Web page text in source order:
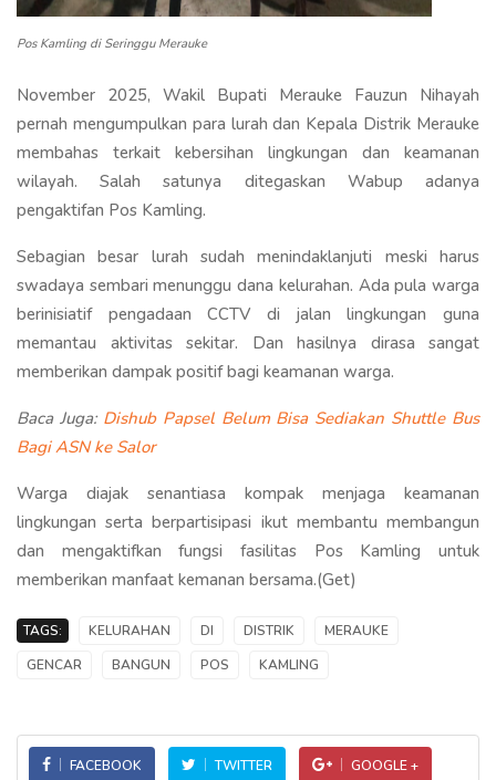
Pos Kamling di Seringgu Merauke
November 2025, Wakil Bupati Merauke Fauzun Nihayah
pernah mengumpulkan para lurah dan Kepala Distrik Merauke
membahas terkait kebersihan lingkungan dan keamanan
wilayah. Salah satunya ditegaskan Wabup adanya
pengaktifan Pos Kamling.
Sebagian besar lurah sudah menindaklanjuti meski harus
swadaya sembari menunggu dana kelurahan. Ada pula warga
berinisiatif pengadaan CCTV di jalan lingkungan guna
memantau aktivitas sekitar. Dan hasilnya dirasa sangat
memberikan dampak positif bagi keamanan warga.
Baca Juga: Dishub Papsel Belum Bisa Sediakan Shuttle Bus
Bagi ASN ke Salor
Warga diajak senantiasa kompak menjaga keamanan
lingkungan serta berpartisipasi ikut membantu membangun
dan mengaktifkan fungsi fasilitas Pos Kamling untuk
memberikan manfaat kemanan bersama.(Get)
TAGS: KELURAHAN DI DISTRIK
MERAUKE
GENCAR
BANGUN POS KAMLING
FACEBOOK TWITTER GOOGLE +